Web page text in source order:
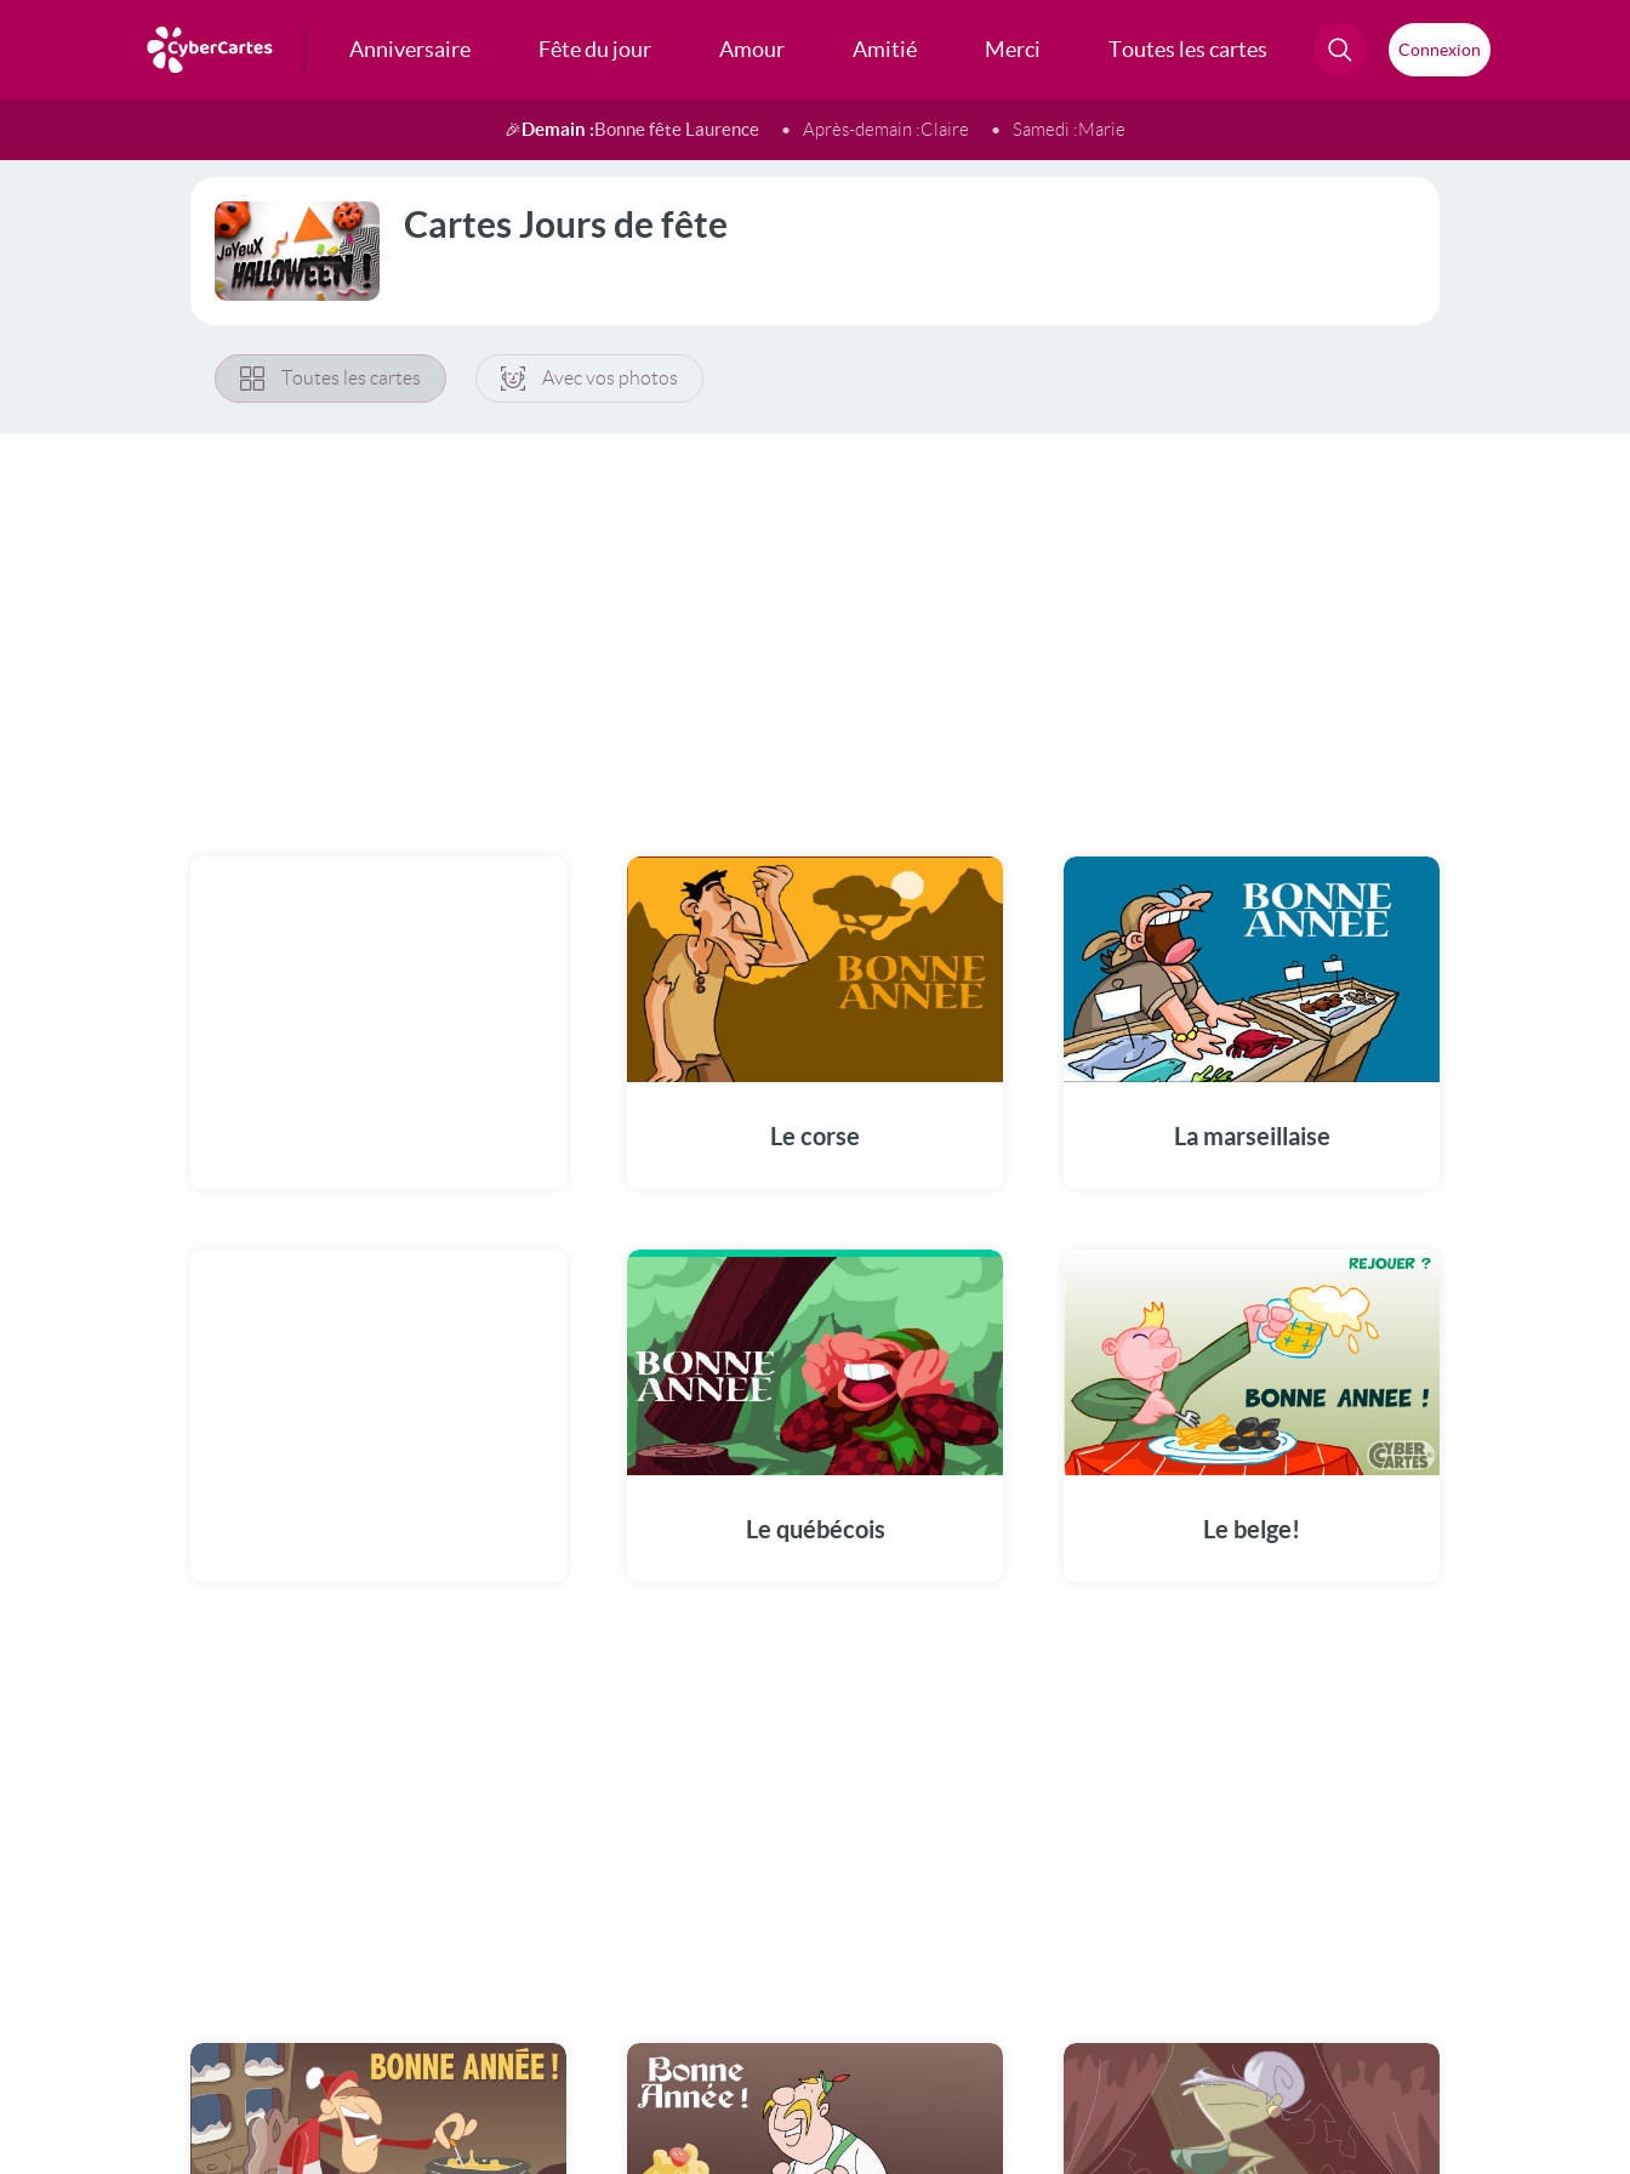
Anniversaire Fête du jour Amour Amitié Merci Toutes les cartes Connexion
🎉Demain :Bonne fête Laurence Après-demain :Claire Samedi :Marie
Cartes Jours de fête
Toutes les cartes Avec vos photos
Le corse La marseillaise
Le québécois Le belge!